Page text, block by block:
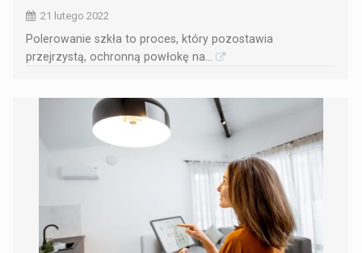
21 lutego 2022
Polerowanie szkła to proces, który pozostawia
przejrzystą, ochronną powłokę na...